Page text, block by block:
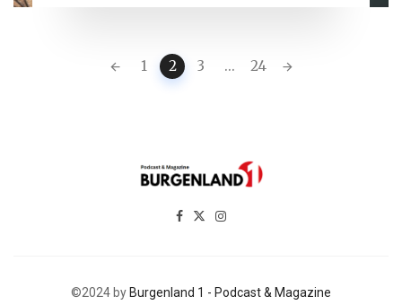
1 2 3 ... 24
©2024 by Burgenland 1 - Podcast & Magazine